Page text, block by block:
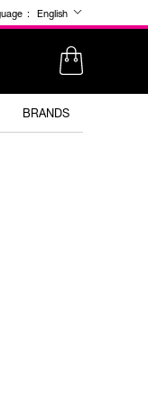
: English
BRANDS